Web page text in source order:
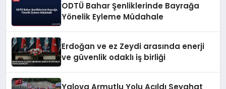
ODTÜ Bahar Şenliklerinde Bayrağa
Yönelik Eyleme Müdahale
Erdoğan ve ez Zeydi arasında enerji
ve güvenlik odaklı iş birliği
Yalova Armutlu Yolu Açıldı Seyahat